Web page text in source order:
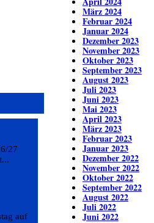
27
auf
März 2024
Februar 2024
Januar 2024
Dezember 2023
November 2023
Oktober 2023
September 2023
August 2023
Juli 2023
Juni 2023
Mai 2023
April 2023
März 2023
Februar 2023
Januar 2023
Dezember 2022
November 2022
Oktober 2022
September 2022
August 2022
Juli 2022
Juni 2022